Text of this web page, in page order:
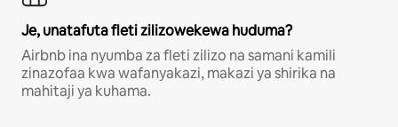
Je, unatafuta fleti zilizowekewa huduma?
Airbnb ina nyumba za fleti zilizo na samani kamili
zinazofaa kwa wafanyakazi, makazi ya shirika na
mahitaji ya kuhama.